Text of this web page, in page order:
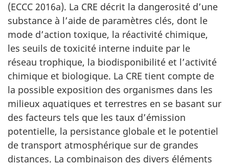
(ECCC 2016a). La CRE décrit la dangerosité d’une
substance à l’aide de paramètres clés, dont le
mode d’action toxique, la réactivité chimique,
les seuils de toxicité interne induite par le
réseau trophique, la biodisponibilité et l’activité
chimique et biologique. La CRE tient compte de
la possible exposition des organismes dans les
milieux aquatiques et terrestres en se basant sur
des facteurs tels que les taux d’émission
potentielle, la persistance globale et le potentiel
de transport atmosphérique sur de grandes
distances. La combinaison des divers éléments